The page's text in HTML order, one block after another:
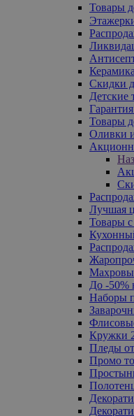
Товары
Скидки
Детские
Товары
Оливки
Лучшая
Товары с
До -50%
Наборы
Кружки
Пледы
Промо